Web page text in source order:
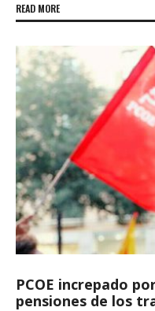
READ MORE
PCOE increpado
pensiones de los